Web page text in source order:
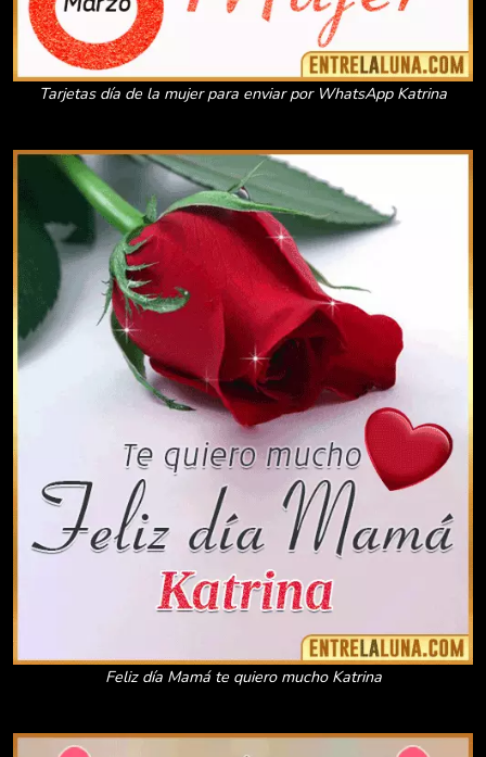
Tarjetas día de la mujer para enviar por WhatsApp Katrina
Feliz día Mamá te quiero mucho Katrina